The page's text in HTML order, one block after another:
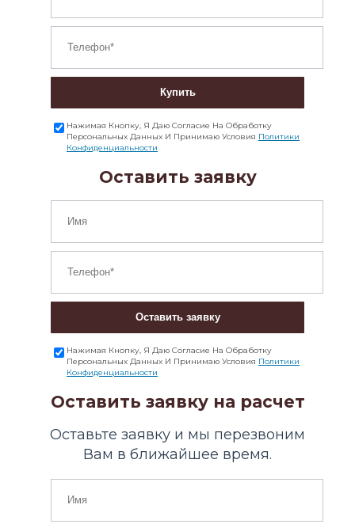
Купить
Нажимая Кнопку, Я Даю Согласие На Обработку
Персональных Данных И Принимаю Условия Политики
Конфиденциальности
Оставить заявку
Оставить заявку
Нажимая Кнопку, Я Даю Согласие На Обработку
Персональных Данных И Принимаю Условия Политики
Конфиденциальности
Оставить заявку на расчет
Оставьте заявку и мы перезвоним
Вам в ближайшее время.